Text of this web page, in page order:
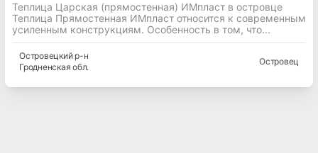
Теплица Царская (прямостенная) ИМпласт в островце
Теплица Прямостенная ИМпласт относится к современным
усиленным конструкциям. Особенность в том, что...
Островецкийр-н
Гродненская обл.
Островец